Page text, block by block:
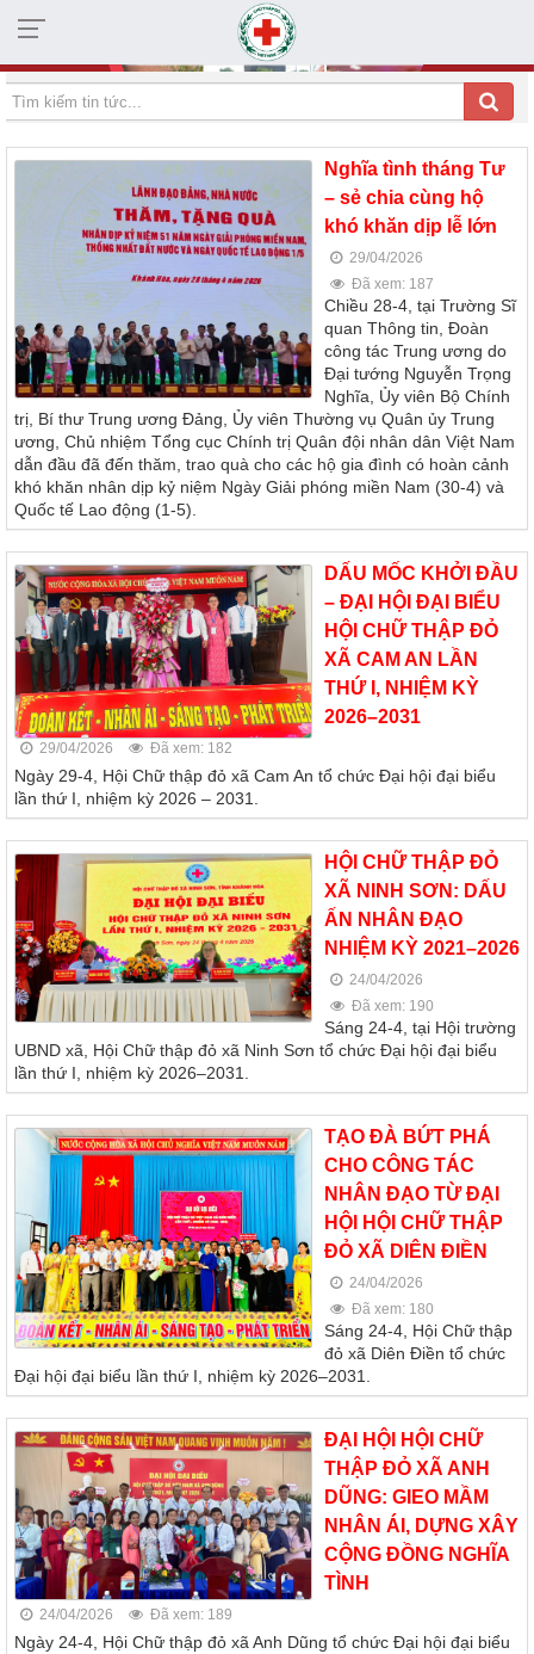
HỘI CHỮ THẬP ĐỎ TỈNH KHÁNH HÒA
Nghĩa tình tháng Tư
– sẻ chia cùng hộ
khó khăn dịp lễ lớn
29/04/2026
Đã xem: 187
Chiều 28-4, tại Trường Sĩ
quan Thông tin, Đoàn
công tác Trung ương do
Đại tướng Nguyễn Trọng
Nghĩa, Ủy viên Bộ Chính
trị, Bí thư Trung ương Đảng, Ủy viên Thường vụ Quân ủy Trung
ương, Chủ nhiệm Tổng cục Chính trị Quân đội nhân dân Việt Nam
dẫn đầu đã đến thăm, trao quà cho các hộ gia đình có hoàn cảnh
khó khăn nhân dịp kỷ niệm Ngày Giải phóng miền Nam (30-4) và
Quốc tế Lao động (1-5).
DẤU MỐC KHỞI ĐẦU
– ĐẠI HỘI ĐẠI BIỂU
HỘI CHỮ THẬP ĐỎ
XÃ CAM AN LẦN
THỨ I, NHIỆM KỲ
2026–2031
29/04/2026 Đã xem: 182
Ngày 29-4, Hội Chữ thập đỏ xã Cam An tổ chức Đại hội đại biểu
lần thứ I, nhiệm kỳ 2026 – 2031.
HỘI CHỮ THẬP ĐỎ
XÃ NINH SƠN: DẤU
ẤN NHÂN ĐẠO
NHIỆM KỲ 2021–2026
24/04/2026
Đã xem: 190
Sáng 24-4, tại Hội trường
UBND xã, Hội Chữ thập đỏ xã Ninh Sơn tổ chức Đại hội đại biểu
lần thứ I, nhiệm kỳ 2026–2031.
TẠO ĐÀ BỨT PHÁ
CHO CÔNG TÁC
NHÂN ĐẠO TỪ ĐẠI
HỘI HỘI CHỮ THẬP
ĐỎ XÃ DIÊN ĐIỀN
24/04/2026
Đã xem: 180
Sáng 24-4, Hội Chữ thập
đỏ xã Diên Điền tổ chức
Đại hội đại biểu lần thứ I, nhiệm kỳ 2026–2031.
ĐẠI HỘI HỘI CHỮ
THẬP ĐỎ XÃ ANH
DŨNG: GIEO MẦM
NHÂN ÁI, DỰNG XÂY
CỘNG ĐỒNG NGHĨA
TÌNH
24/04/2026 Đã xem: 189
Ngày 24-4, Hội Chữ thập đỏ xã Anh Dũng tổ chức Đại hội đại biểu